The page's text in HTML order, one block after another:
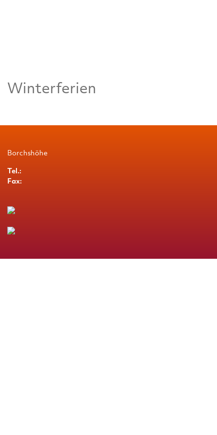
Winterferien
Borchshöhe
Tel.:
Fax: